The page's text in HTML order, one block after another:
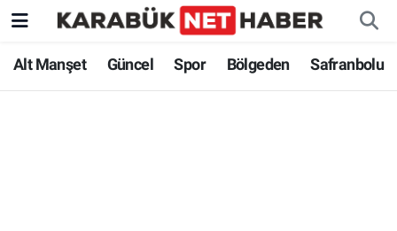
Alt Manşet Güncel Spor Bölgeden Safranbolu